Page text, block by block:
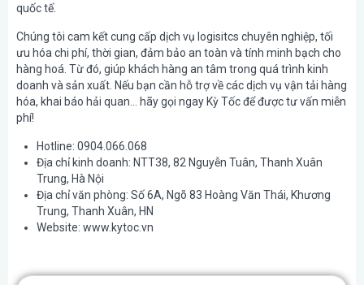
quốc tế.
Chúng tôi cam kết cung cấp dịch vụ logisitcs chuyên nghiệp, tối
ưu hóa chi phí, thời gian, đảm bảo an toàn và tính minh bạch cho
hàng hoá. Từ đó, giúp khách hàng an tâm trong quá trình kinh
doanh và sản xuất. Nếu bạn cần hỗ trợ về các dịch vụ vận tải hàng
hóa, khai báo hải quan… hãy gọi ngay Kỳ Tốc để được tư vấn miễn
phí!
Hotline: 0904.066.068
Địa chỉ kinh doanh: NTT38, 82 Nguyễn Tuân, Thanh Xuân
Trung, Hà Nội
Địa chỉ văn phòng: Số 6A, Ngõ 83 Hoàng Văn Thái, Khương
Trung, Thanh Xuân, HN
Website: www.kytoc.vn